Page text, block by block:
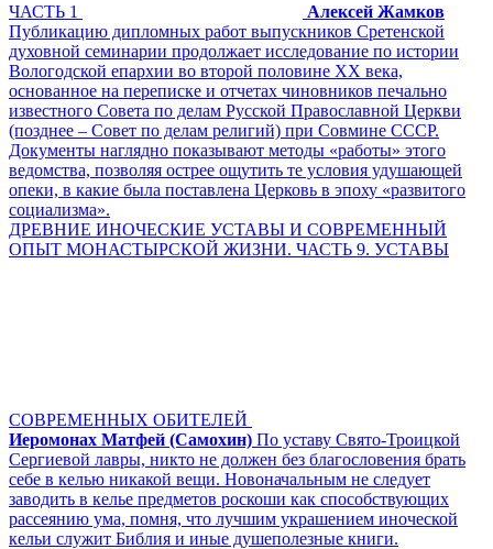
ЧАСТЬ 1
Алексей Жамков
Публикацию дипломных работ выпускников Сретенской
духовной семинарии продолжает исследование по истории
Вологодской епархии во второй половине XX века,
основанное на переписке и отчетах чиновников печально
известного Совета по делам Русской Православной Церкви
(позднее – Совет по делам религий) при Совмине СССР.
Документы наглядно показывают методы «работы» этого
ведомства, позволяя острее ощутить те условия удушающей
опеки, в какие была поставлена Церковь в эпоху «развитого
социализма».
ДРЕВНИЕ ИНОЧЕСКИЕ УСТАВЫ И СОВРЕМЕННЫЙ
ОПЫТ МОНАСТЫРСКОЙ ЖИЗНИ. ЧАСТЬ 9. УСТАВЫ
СОВРЕМЕННЫХ ОБИТЕЛЕЙ
Иеромонах Матфей (Самохин) По уставу Свято-Троицкой
Сергиевой лавры, никто не должен без благословения брать
себе в келью никакой вещи. Новоначальным не следует
заводить в келье предметов роскоши как способствующих
рассеянию ума, помня, что лучшим украшением иноческой
кельи служит Библия и иные душеполезные книги.